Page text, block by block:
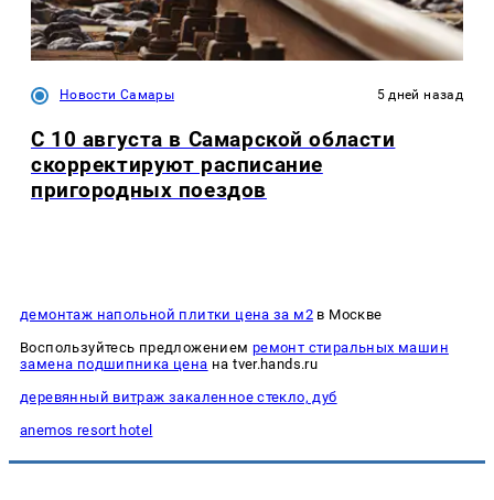
Новости Самары 5 дней назад
С 10 августа в Самарской области
скорректируют расписание
пригородных поездов
демонтаж напольной плитки цена за м2 в Москве
Воспользуйтесь предложением ремонт стиральных машин
замена подшипника цена на tver.hands.ru
деревянный витраж закаленное стекло, дуб
anemos resort hotel